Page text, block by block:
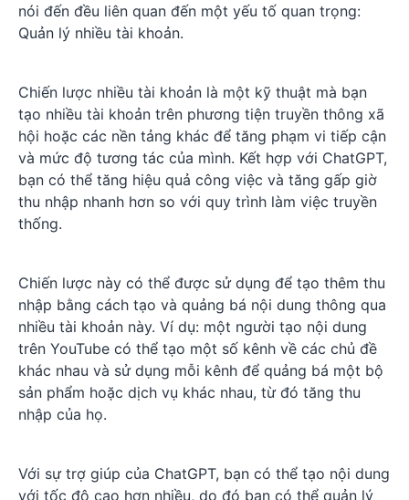
nói đến đều liên quan đến một yếu tố quan trọng:
Quản lý nhiều tài khoản.
Chiến lược nhiều tài khoản là một kỹ thuật mà bạn
tạo nhiều tài khoản trên phương tiện truyền thông xã
hội hoặc các nền tảng khác để tăng phạm vi tiếp cận
và mức độ tương tác của mình. Kết hợp với ChatGPT,
bạn có thể tăng hiệu quả công việc và tăng gấp giờ
thu nhập nhanh hơn so với quy trình làm việc truyền
thống.
Chiến lược này có thể được sử dụng để tạo thêm thu
nhập bằng cách tạo và quảng bá nội dung thông qua
nhiều tài khoản này. Ví dụ: một người tạo nội dung
trên YouTube có thể tạo một số kênh về các chủ đề
khác nhau và sử dụng mỗi kênh để quảng bá một bộ
sản phẩm hoặc dịch vụ khác nhau, từ đó tăng thu
nhập của họ.
Với sự trợ giúp của ChatGPT, bạn có thể tạo nội dung
với tốc độ cao hơn nhiều, do đó bạn có thể quản lý